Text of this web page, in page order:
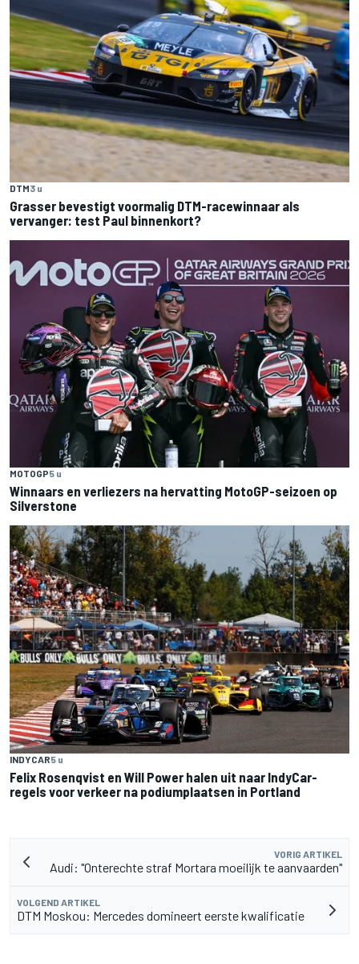
DTM3 u
Grasser bevestigt voormalig DTM-racewinnaar als
vervanger: test Paul binnenkort?
MOTOGP5 u
Winnaars en verliezers na hervatting MotoGP-seizoen op
Silverstone
INDYCAR5 u
Felix Rosenqvist en Will Power halen uit naar IndyCar-
regels voor verkeer na podiumplaatsen in Portland
VORIG ARTIKEL
Audi: "Onterechte straf Mortara moeilijk te aanvaarden"
VOLGEND ARTIKEL
DTM Moskou: Mercedes domineert eerste kwalificatie